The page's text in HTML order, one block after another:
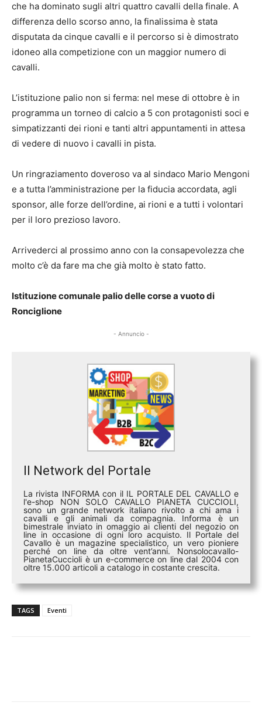
che ha dominato sugli altri quattro cavalli della finale. A
differenza dello scorso anno, la finalissima è stata
disputata da cinque cavalli e il percorso si è dimostrato
idoneo alla competizione con un maggior numero di
cavalli.
L’istituzione palio non si ferma: nel mese di ottobre è in
programma un torneo di calcio a 5 con protagonisti soci e
simpatizzanti dei rioni e tanti altri appuntamenti in attesa
di vedere di nuovo i cavalli in pista.
Un ringraziamento doveroso va al sindaco Mario Mengoni
e a tutta l’amministrazione per la fiducia accordata, agli
sponsor, alle forze dell’ordine, ai rioni e a tutti i volontari
per il loro prezioso lavoro.
Arrivederci al prossimo anno con la consapevolezza che
molto c’è da fare ma che già molto è stato fatto.
Istituzione comunale palio delle corse a vuoto di
Ronciglione
- Annuncio -
Il Network del Portale
La rivista INFORMA con il IL PORTALE DEL CAVALLO e
l'e-shop NON SOLO CAVALLO PIANETA CUCCIOLI,
sono un grande network italiano rivolto a chi ama i
cavalli e gli animali da compagnia. Informa è un
bimestrale inviato in omaggio ai clienti del negozio on
line in occasione di ogni loro acquisto. Il Portale del
Cavallo è un magazine specialistico, un vero pioniere
perché on line da oltre vent’anni. Nonsolocavallo-
PianetaCuccioli è un e-commerce on line dal 2004 con
oltre 15.000 articoli a catalogo in costante crescita.
TAGS Eventi